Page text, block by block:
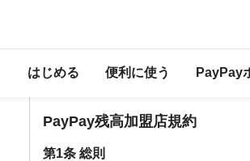
はじめる 便利に使う PayPay
PayPay残高加盟店規約
第1条 総則